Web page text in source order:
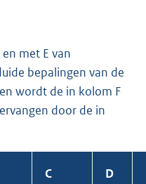
met E van
bepalingen van de
wordt de in kolom F
door de in
C D